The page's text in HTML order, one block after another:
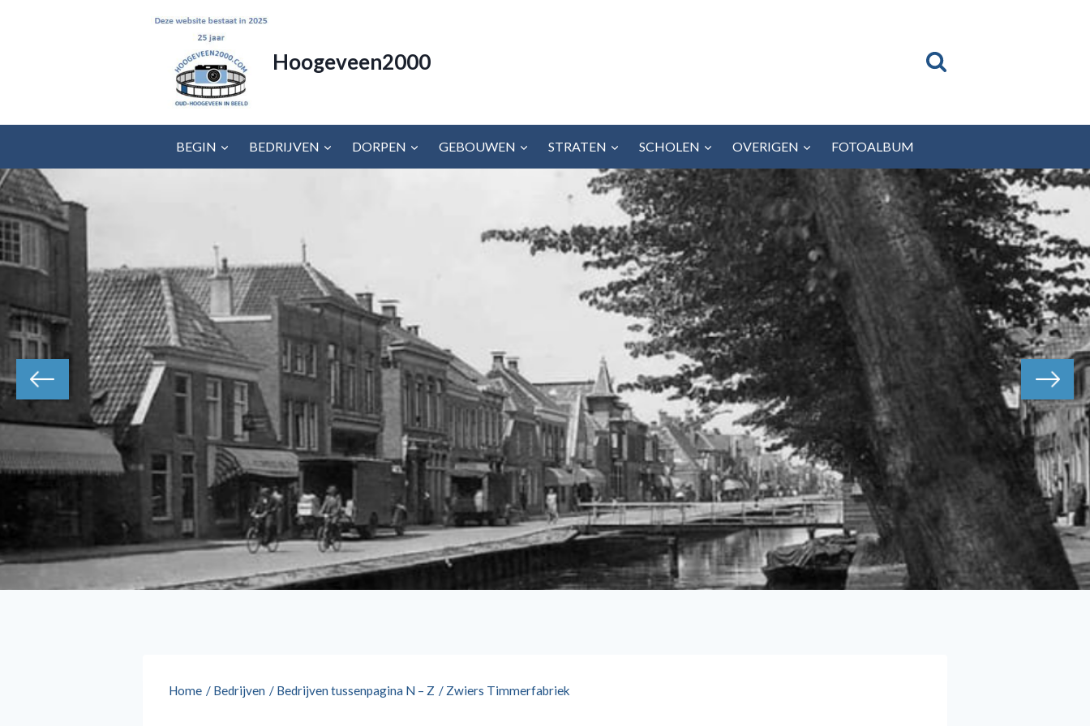
Hoogeveen2000
BEGIN BEDRIJVEN DORPEN GEBOUWEN STRATEN SCHOLEN OVERIGEN FOTOALBUM
Home / Bedrijven / Bedrijven tussenpagina N – Z / Zwiers Timmerfabriek